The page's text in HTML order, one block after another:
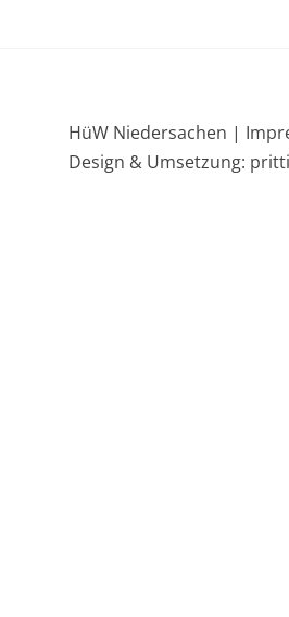
HüW Niedersachen |
Design & Umsetzung: